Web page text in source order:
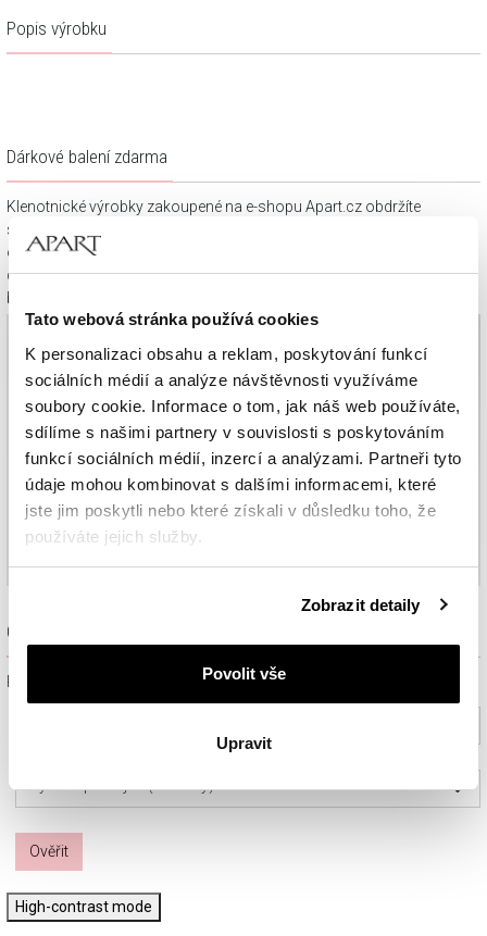
Tato webová stránka používá cookies
K personalizaci obsahu a reklam, poskytování funkcí
sociálních médií a analýze návštěvnosti využíváme
soubory cookie. Informace o tom, jak náš web používáte,
sdílíme s našimi partnery v souvislosti s poskytováním
funkcí sociálních médií, inzercí a analýzami. Partneři tyto
údaje mohou kombinovat s dalšími informacemi, které
jste jim poskytli nebo které získali v důsledku toho, že
používáte jejich služby.
Zásadách ochrany osobních údajů
Zobrazit detaily
Povolit vše
Upravit
Popis výrobku
Dárkové balení zdarma
Klenotnické výrobky zakoupené na e-shopu Apart.cz obdržíte
spolu s dárkovou krabičkou a taštičkou – v závislosti na
objednaném sortimentu. Váš nákup se tak stane krásným
dárkem, který můžete bez dalších příprav věnovat svým
blízkým.
Ověřit dostupnost a rezervovat na prodejně
Prosím, vyberte ze seznamu město nebo konkrétní prodejnu
Ověřit
High-contrast mode